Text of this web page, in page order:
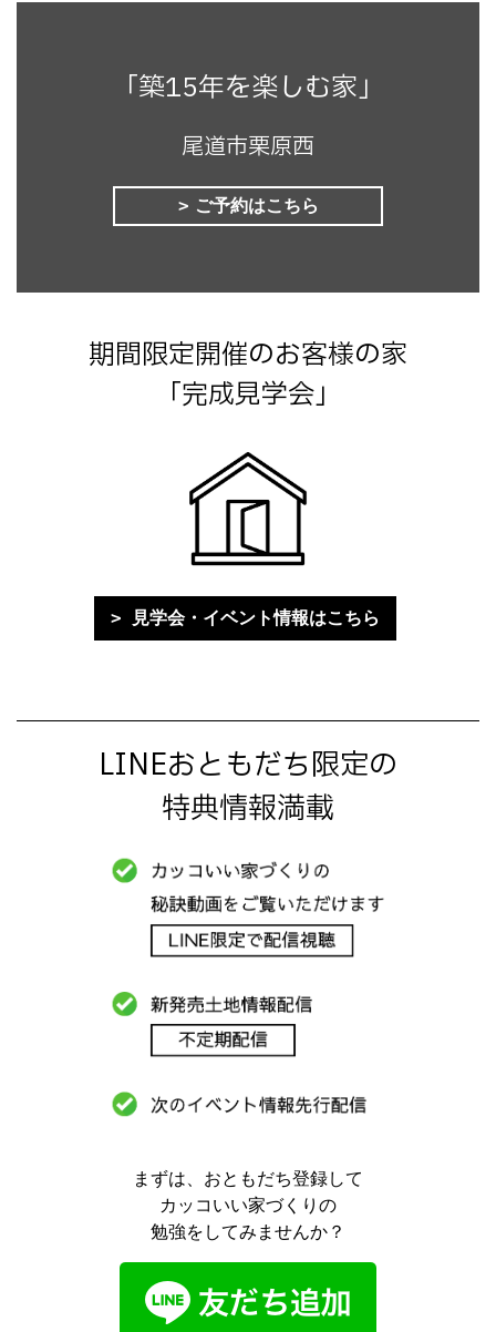
「築15年を楽しむ家」
尾道市栗原西
ご予約はこちら
期間限定開催のお客様の家
「完成見学会」
見学会・イベント情報はこちら
LINEおともだち限定の
特典情報満載
まずは、おともだち登録して
カッコいい家づくりの
勉強をしてみませんか？